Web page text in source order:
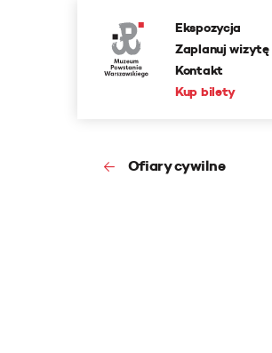
Ekspozycja
Zaplanuj wizytę
Kontakt
Kup bilety
Ofiary cywilne